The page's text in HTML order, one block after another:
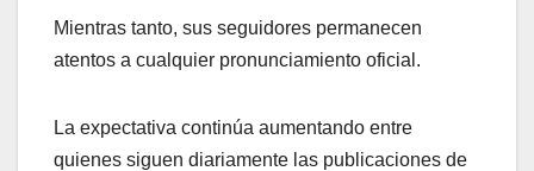
Mientras tanto, sus seguidores permanecen
atentos a cualquier pronunciamiento oficial.
La expectativa continúa aumentando entre
quienes siguen diariamente las publicaciones de